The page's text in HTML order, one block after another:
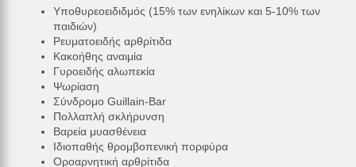
Υποθυρεοειδιδμός (15% των ενηλίκων και 5-10% των
παιδιών)
Ρευματοειδής αρθρίτιδα
Κακοήθης αναιμία
Γυροειδής αλωπεκία
Ψωρίαση
Σύνδρομο Guillain-Bar
Πολλαπλή σκλήρυνση
Βαρεία μυασθένεια
Ιδιοπαθής θρομβοπενική πορφύρα
Οροαρνητική αρθρίτιδα